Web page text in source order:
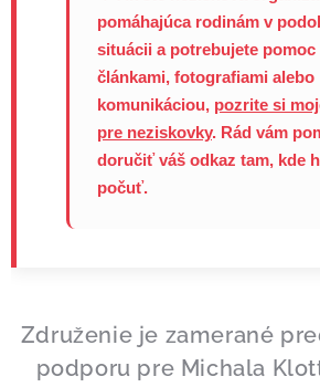
pomáhajúca rodinám v
situácii a potrebujete pomoc
článkami, fotografiami alebo
komunikáciou, pozrite si
pre neziskovky. Rád vám
doručiť váš odkaz tam, kde
počuť.
Združenie je zamerané
podporu pre Michala